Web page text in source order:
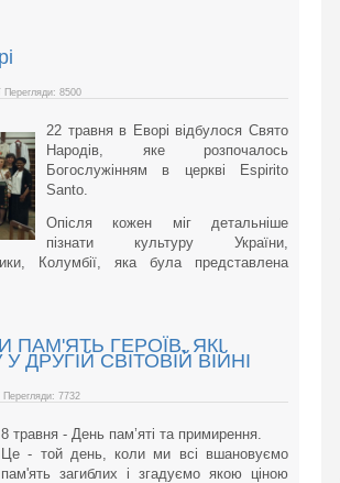
Перегляди: 8500
22 травня в Еворі відбулося Cвято
Народів, яке розпочалось
Богослужінням в церкві Espirito
Santo.
Опісля кожен міг детальніше
пізнати культуру України,
Колумбії, яка була представлена
ПАМ'ЯТЬ ГЕРОЇВ, ЯКІ
ДРУГІЙ СВІТОВІЙ ВІЙНІ
Перегляди: 7732
8 травня - День пам’яті та примирення.
Це - той день, коли ми всі вшановуємо
пам'ять загиблих і згадуємо якою ціною